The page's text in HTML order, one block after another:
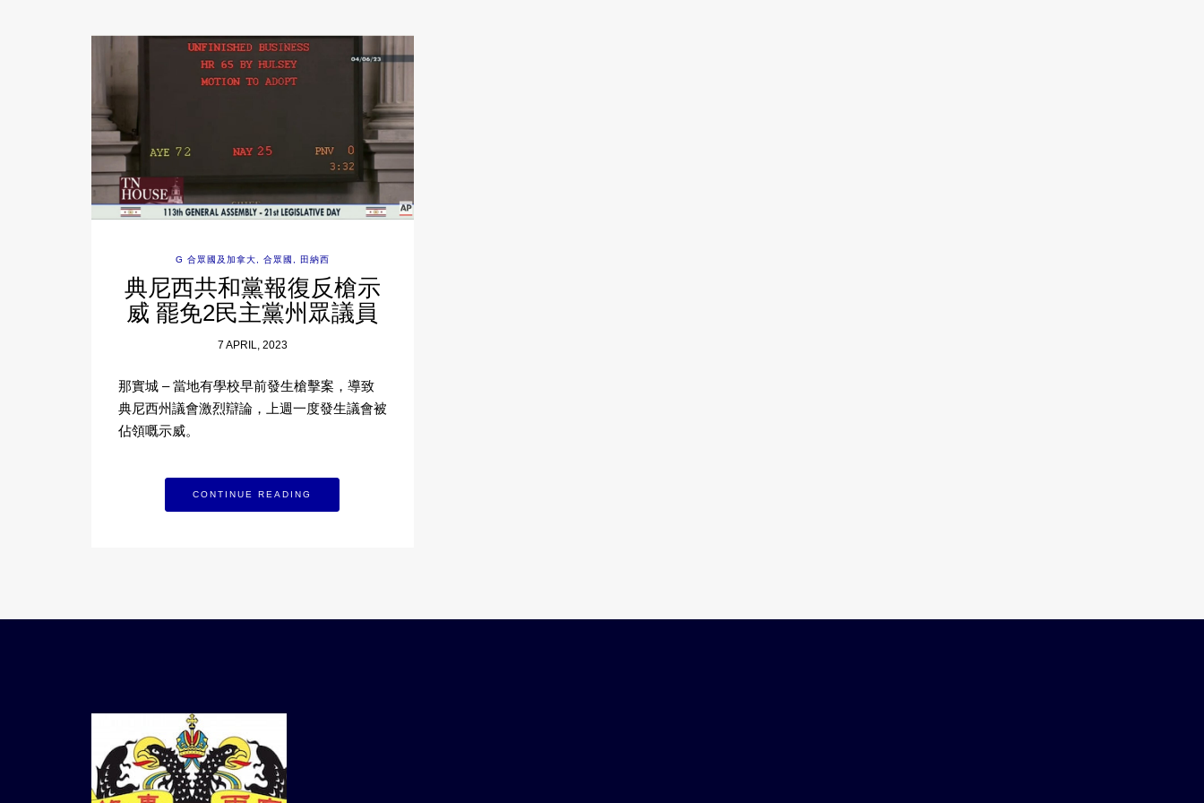
G 合眾國及加拿大, 合眾國 , 田納西
典尼西共和黨報復反槍示
威 罷免2民主黨州眾議員
7 APRIL, 2023
那實城 – 當地有學校早前發生槍擊案，導致
典尼西州議會激烈辯論，上週一度發生議會被
佔領嘅示威。
CONTINUE READING